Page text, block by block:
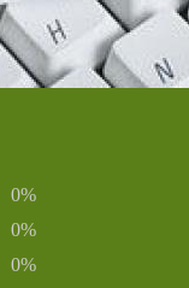
0%
0%
0%